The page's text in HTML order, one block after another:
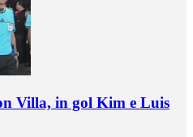
Villa, in gol Kim e Luis